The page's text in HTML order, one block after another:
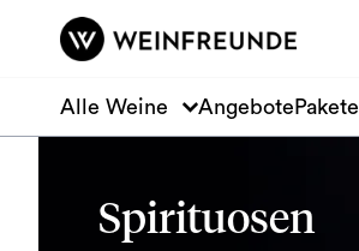
Zum Hauptinhalt springen
Alle Weine Angebote Pakete
Spirituosen